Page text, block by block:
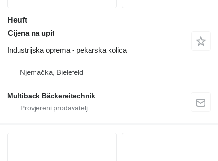
Heuft
Cijena na upit
Industrijska oprema - pekarska kolica
Njemačka, Bielefeld
Multiback Bäckereitechnik